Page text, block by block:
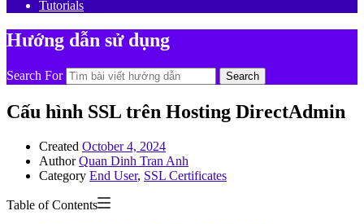
Tutorials
Hướng dẫn sử dụng
Search For Search
Cấu hình SSL trên Hosting DirectAdmin
Created October 4, 2024
Author Quan Dinh Tran Anh
Category End User, SSL Certificates
Table of Contents